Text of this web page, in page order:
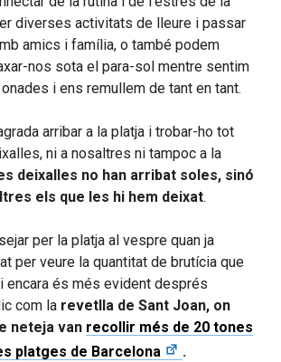
diverses activitats de lleure i passar
amics i família, o també podem
nos sota el para-sol mentre sentim
i ens remullem de tant en tant.
arribar a la platja i trobar-ho tot
ni a nosaltres ni tampoc a la
deixalles no han arribat soles, sinó
els que les hi hem deixat.
per la platja al vespre quan ja
per veure la quantitat de brutícia que
encara és més evident després
com la revetlla de Sant Joan, on
neteja van recollir més de 20 tones
platges de Barcelona
.